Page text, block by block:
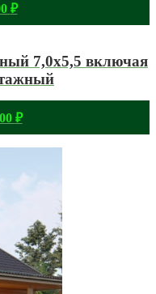
₽
7,0х5,5 включая
₽